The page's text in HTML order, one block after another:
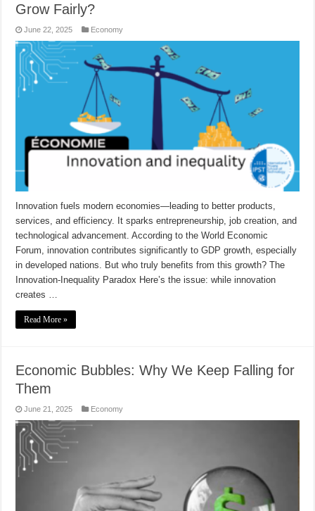
Grow Fairly?
June 22, 2025 Economy
Innovation fuels modern economies—leading to better products,
services, and efficiency. It sparks entrepreneurship, job creation, and
technological advancement. According to the World Economic
Forum, innovation contributes significantly to GDP growth, especially
in developed nations. But who truly benefits from this growth? The
Innovation-Inequality Paradox Here’s the issue: while innovation
creates …
Read More »
Economic Bubbles: Why We Keep Falling for
Them
June 21, 2025 Economy